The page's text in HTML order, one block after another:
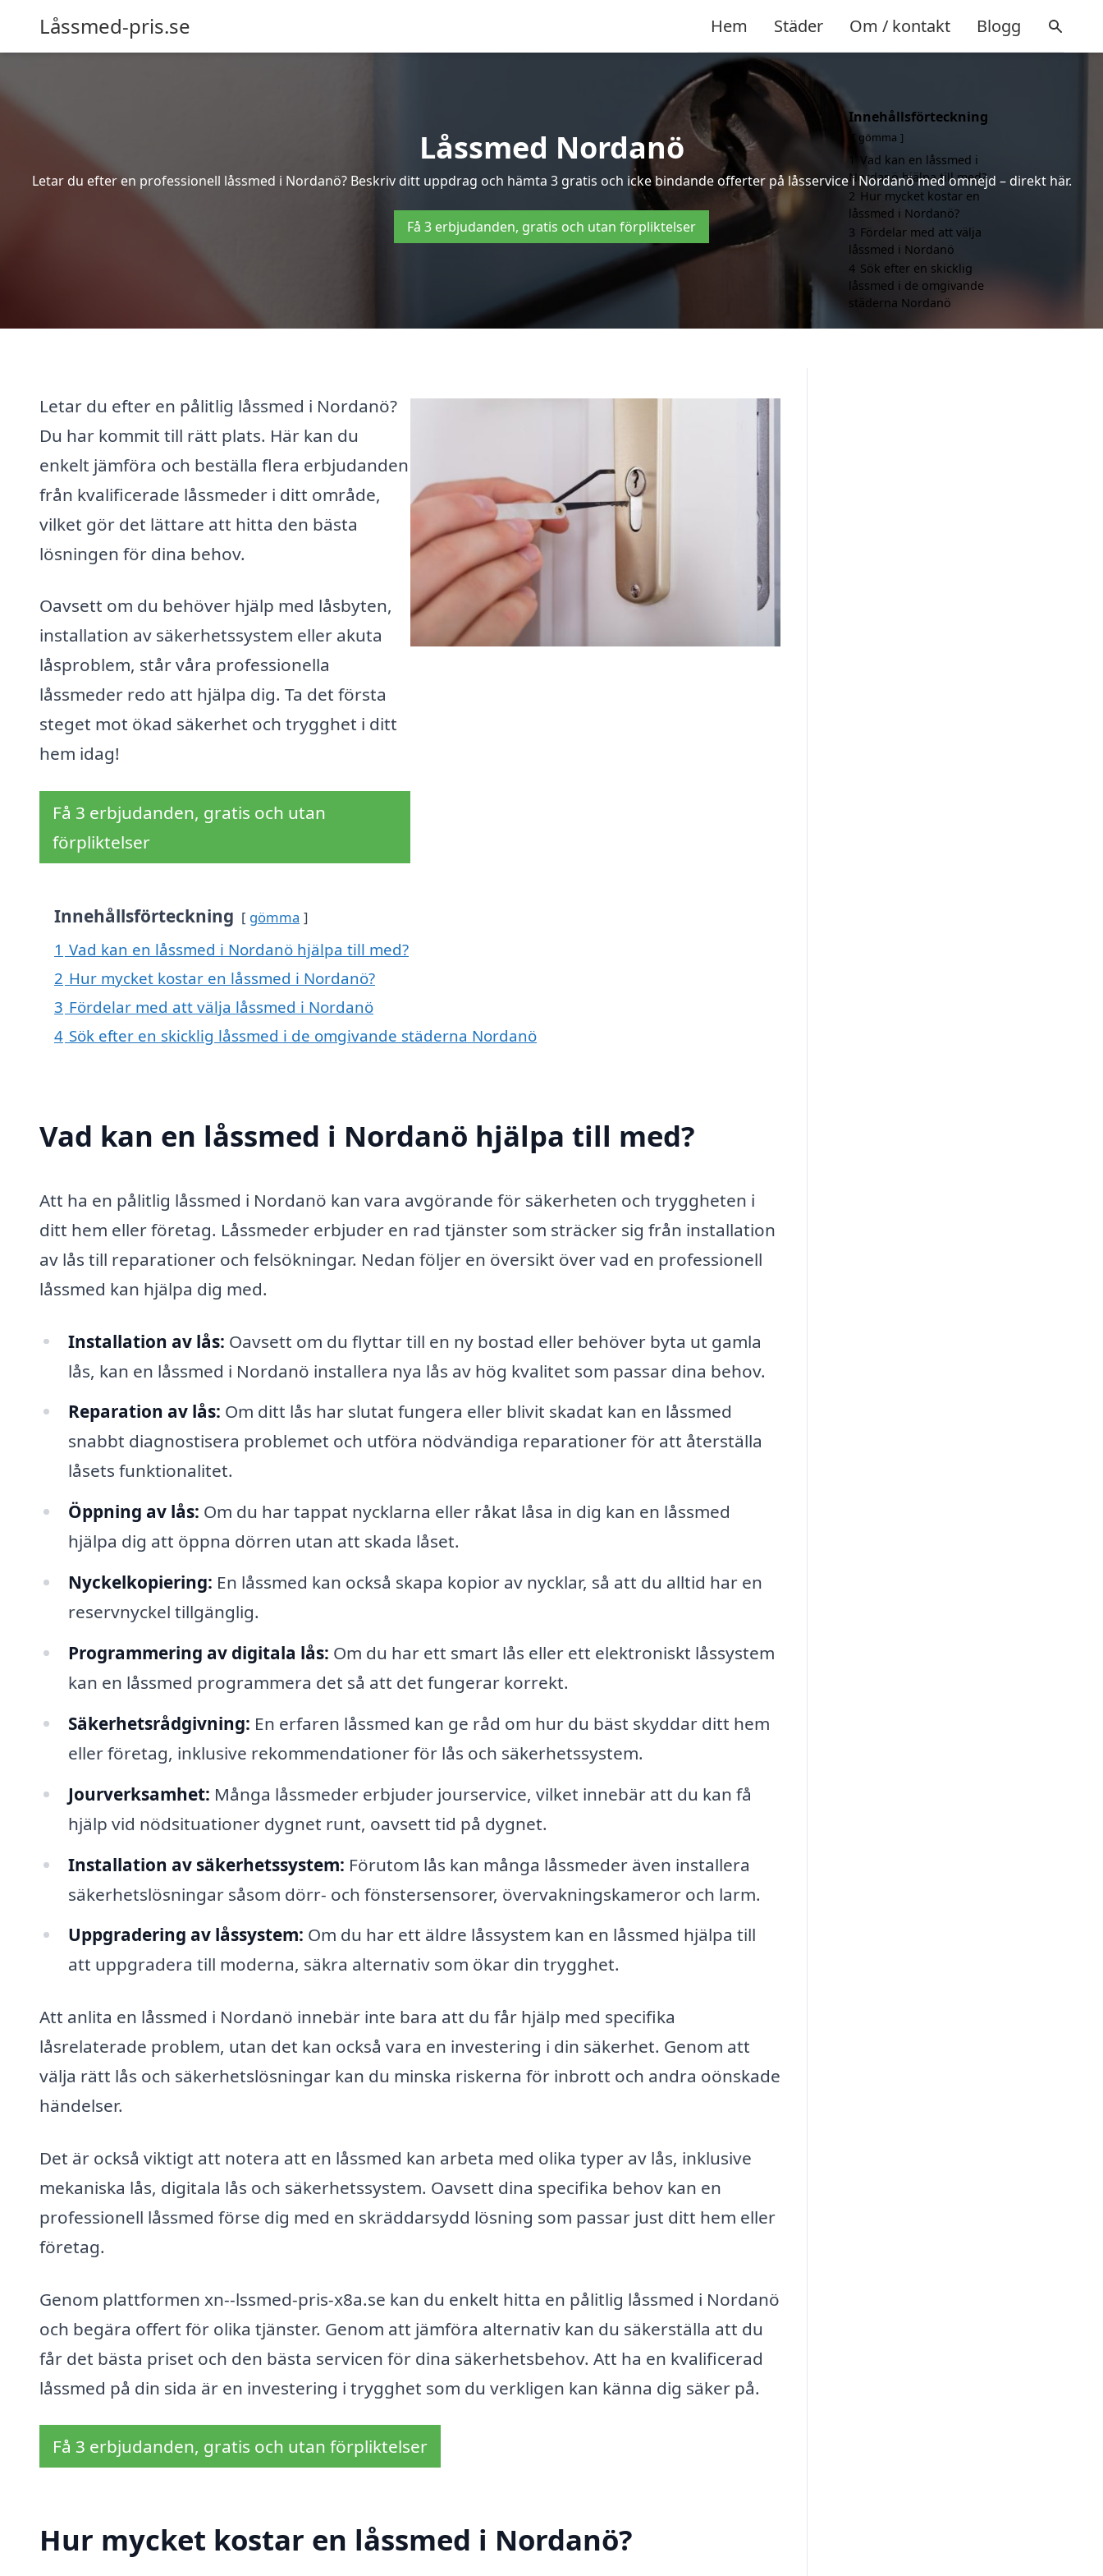
Låssmed-pris.se Hem Städer Om / kontakt Blogg
Låssmed Nordanö
Letar du efter en professionell låssmed i Nordanö? Beskriv ditt uppdrag och hämta 3 gratis och icke bindande offerter på låsservice i Nordanö med omnejd – direkt här.
Få 3 erbjudanden, gratis och utan förpliktelser
Letar du efter en pålitlig låssmed i Nordanö?
Du har kommit till rätt plats. Här kan du
enkelt jämföra och beställa flera erbjudanden
från kvalificerade låssmeder i ditt område,
vilket gör det lättare att hitta den bästa
lösningen för dina behov.
Oavsett om du behöver hjälp med låsbyten,
installation av säkerhetssystem eller akuta
låsproblem, står våra professionella
låssmeder redo att hjälpa dig. Ta det första
steget mot ökad säkerhet och trygghet i ditt
hem idag!
Få 3 erbjudanden, gratis och utan
förpliktelser
Innehållsförteckning gömma
1 Vad kan en låssmed i Nordanö hjälpa till med?
2 Hur mycket kostar en låssmed i Nordanö?
3 Fördelar med att välja låssmed i Nordanö
4 Sök efter en skicklig låssmed i de omgivande städerna Nordanö
Vad kan en låssmed i Nordanö hjälpa till med?
Att ha en pålitlig låssmed i Nordanö kan vara avgörande för säkerheten och tryggheten i
ditt hem eller företag. Låssmeder erbjuder en rad tjänster som sträcker sig från installation
av lås till reparationer och felsökningar. Nedan följer en översikt över vad en professionell
låssmed kan hjälpa dig med.
Installation av lås: Oavsett om du flyttar till en ny bostad eller behöver byta ut gamla
lås, kan en låssmed i Nordanö installera nya lås av hög kvalitet som passar dina behov.
Reparation av lås: Om ditt lås har slutat fungera eller blivit skadat kan en låssmed
snabbt diagnostisera problemet och utföra nödvändiga reparationer för att återställa
låsets funktionalitet.
Öppning av lås: Om du har tappat nycklarna eller råkat låsa in dig kan en låssmed
hjälpa dig att öppna dörren utan att skada låset.
Nyckelkopiering: En låssmed kan också skapa kopior av nycklar, så att du alltid har en
reservnyckel tillgänglig.
Programmering av digitala lås: Om du har ett smart lås eller ett elektroniskt låssystem
kan en låssmed programmera det så att det fungerar korrekt.
Säkerhetsrådgivning: En erfaren låssmed kan ge råd om hur du bäst skyddar ditt hem
eller företag, inklusive rekommendationer för lås och säkerhetssystem.
Jourverksamhet: Många låssmeder erbjuder jourservice, vilket innebär att du kan få
hjälp vid nödsituationer dygnet runt, oavsett tid på dygnet.
Installation av säkerhetssystem: Förutom lås kan många låssmeder även installera
säkerhetslösningar såsom dörr- och fönstersensorer, övervakningskameror och larm.
Uppgradering av låssystem: Om du har ett äldre låssystem kan en låssmed hjälpa till
att uppgradera till moderna, säkra alternativ som ökar din trygghet.
Att anlita en låssmed i Nordanö innebär inte bara att du får hjälp med specifika
låsrelaterade problem, utan det kan också vara en investering i din säkerhet. Genom att
välja rätt lås och säkerhetslösningar kan du minska riskerna för inbrott och andra oönskade
händelser.
Det är också viktigt att notera att en låssmed kan arbeta med olika typer av lås, inklusive
mekaniska lås, digitala lås och säkerhetssystem. Oavsett dina specifika behov kan en
professionell låssmed förse dig med en skräddarsydd lösning som passar just ditt hem eller
företag.
Genom plattformen xn--lssmed-pris-x8a.se kan du enkelt hitta en pålitlig låssmed i Nordanö
och begära offert för olika tjänster. Genom att jämföra alternativ kan du säkerställa att du
får det bästa priset och den bästa servicen för dina säkerhetsbehov. Att ha en kvalificerad
låssmed på din sida är en investering i trygghet som du verkligen kan känna dig säker på.
Få 3 erbjudanden, gratis och utan förpliktelser
Hur mycket kostar en låssmed i Nordanö?
Innehållsförteckning
gömma
Vad kan en låssmed i
Nordanö hjälpa till med?
2 Hur mycket kostar en
låssmed i Nordanö?
3 Fördelar med att välja
låssmed i Nordanö
4 Sök efter en skicklig
låssmed i de omgivande
städerna Nordanö